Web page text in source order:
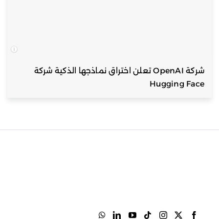
شركة OpenAI تعلن اختراق نماذجها الذكية شركة
Hugging Face